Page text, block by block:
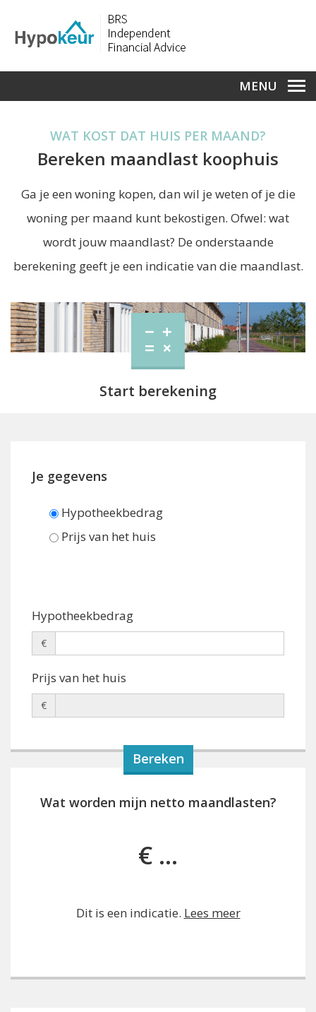
MENU
WAT KOST DAT HUIS PER MAAND?
Bereken maandlast koophuis
Ga je een woning kopen, dan wil je weten of je die
woning per maand kunt bekostigen. Ofwel: wat
wordt jouw maandlast? De onderstaande
berekening geeft je een indicatie van die maandlast.
Start berekening
Je gegevens
Hypotheekbedrag
Prijs van het huis
Hypotheekbedrag
€
Prijs van het huis
€
Wat worden mijn netto maandlasten?
€ ...
Dit is een indicatie. Lees meer